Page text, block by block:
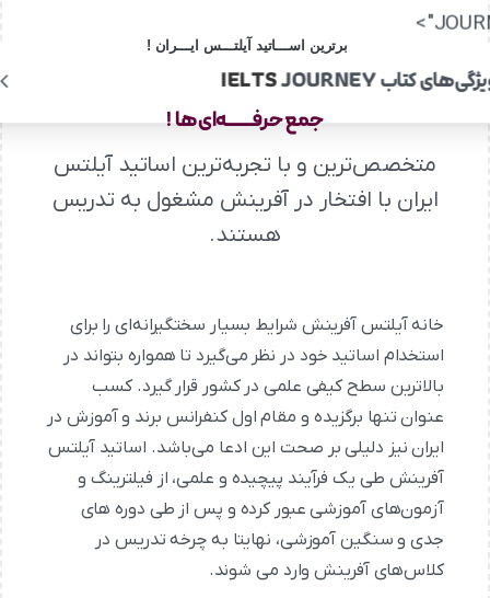
کتاب IELTSJOURNEY
برترین اســـاتید آیلتـــس ایـــران !
جمع حرفــــــه‌ای‌ها !
متخصص‌ترین و با تجربه‌ترین اساتید آیلتس
ایران با افتخار در آفرینش مشغول به تدریس
هستند.
خانه آیلتس آفرینش شرایط بسیار سختگیرانه‌ای را برای
استخدام اساتید خود در نظر می‌گیرد تا همواره بتواند در
بالاترین سطح کیفی علمی در کشور قرار گیرد. کسب
عنوان تنها برگزیده و مقام اول کنفرانس برند و آموزش در
ایران نیز دلیلی بر صحت این ادعا می‌باشد. اساتید آیلتس
آفرینش طی یک فرآیند پیچیده و علمی، از فیلترینگ و
آزمون‌های آموزشی عبور کرده و پس از طی دوره های
جدی و سنگین آموزشی، نهایتا به چرخه تدریس در
کلاس‌های آفرینش وارد می شوند.